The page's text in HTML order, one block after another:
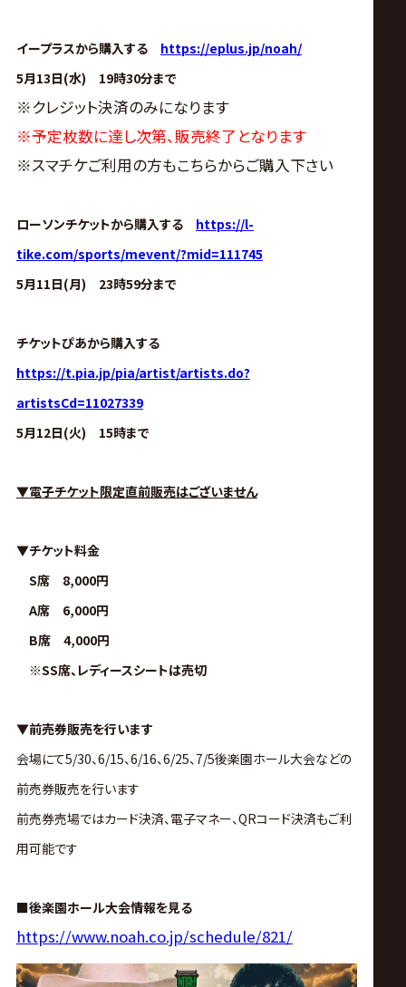
イープラスから購入する https://eplus.jp/noah/
5月13日(水) 19時30分まで
※クレジット決済のみになります
※予定枚数に達し次第、販売終了となります
※スマチケご利用の方もこちらからご購入下さい
ローソンチケットから購入する https://l-
tike.com/sports/mevent/?mid=111745
5月11日(月) 23時59分まで
チケットぴあから購入する
https://t.pia.jp/pia/artist/artists.do?
artistsCd=11027339
5月12日(火) 15時まで
▼電子チケット限定直前販売はございません
▼チケット料金
S席 8,000円
A席 6,000円
B席 4,000円
※SS席、レディースシートは売切
▼前売券販売を行います
会場にて5/30、6/15、6/16、6/25、7/5後楽園ホール大会などの
前売券販売を行います
前売券売場ではカード決済、電子マネー、QRコード決済もご利
用可能です
■後楽園ホール大会情報を見る
https://www.noah.co.jp/schedule/821/